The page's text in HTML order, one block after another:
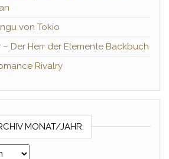
von Tokio
– Der Herr der Elemente Backbuch
Rivalry
MONAT/JAHR